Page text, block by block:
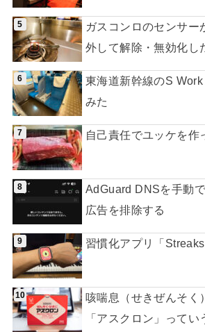
ガスコンロのセンサー
外して解除・無効化し
東海道新幹線のS
みた
自己責任でユッケを作
AdGuard DNSを手動
広告を排除する
習慣化アプリ「
咳喘息（せきぜんそく
「アスクロン」って